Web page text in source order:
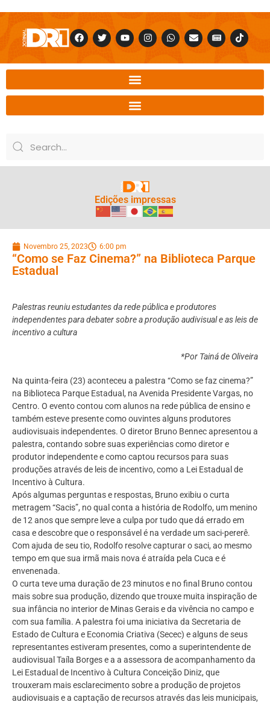
Edições impressas
Novembro 25, 2023 6:00 pm
“Como se Faz Cinema?” na Biblioteca Parque
Estadual
Palestras reuniu estudantes da rede pública e produtores
independentes para debater sobre a produção audivisual e as leis de
incentivo a cultura
*Por Tainá de Oliveira
Na quinta-feira (23) aconteceu a palestra “Como se faz cinema?”
na Biblioteca Parque Estadual, na Avenida Presidente Vargas, no
Centro. O evento contou com alunos na rede pública de ensino e
também esteve presente como ouvintes alguns produtores
audiovisuais independentes. O diretor Bruno Bennec apresentou a
palestra, contando sobre suas experiências como diretor e
produtor independente e como captou recursos para suas
produções através de leis de incentivo, como a Lei Estadual de
Incentivo à Cultura.
Após algumas perguntas e respostas, Bruno exibiu o curta
metragem “Sacis”, no qual conta a história de Rodolfo, um menino
de 12 anos que sempre leve a culpa por tudo que dá errado em
casa e descobre que o responsável é na verdade um saci-pererê.
Com ajuda de seu tio, Rodolfo resolve capturar o saci, ao mesmo
tempo em que sua irmã mais nova é atraída pela Cuca e é
envenenada.
O curta teve uma duração de 23 minutos e no final Bruno contou
mais sobre sua produção, dizendo que trouxe muita inspiração de
sua infância no interior de Minas Gerais e da vivência no campo e
com sua família. A palestra foi uma iniciativa da Secretaria de
Estado de Cultura e Economia Criativa (Secec) e alguns de seus
representantes estiveram presentes, como a superintendente de
audiovisual Taíla Borges e a a assessora de acompanhamento da
Lei Estadual de Incentivo à Cultura Conceição Diniz, que
trouxeram mais esclarecimento sobre a produção de projetos
audiovisuais e a captação de recursos através das leis municipais,